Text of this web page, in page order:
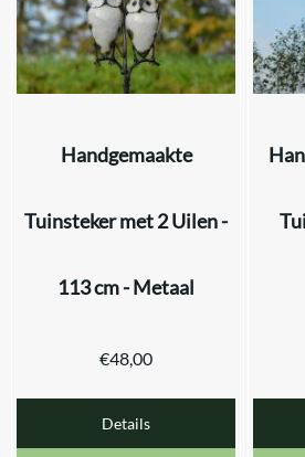
Handgemaakte
Tuinsteker met 2 Uilen -
113 cm - Metaal
€48,00
Details